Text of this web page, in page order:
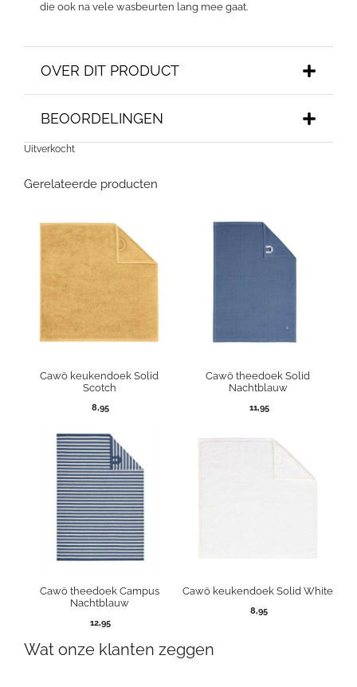
die ook na vele wasbeurten lang mee gaat.
OVER DIT PRODUCT
BEOORDELINGEN
Uitverkocht
Gerelateerde producten
Cawö keukendoek Solid
Scotch
8,95
Cawö theedoek Solid
Nachtblauw
11,95
Cawö theedoek Campus
Nachtblauw
12,95
Cawö keukendoek Solid White
8,95
Wat onze klanten zeggen